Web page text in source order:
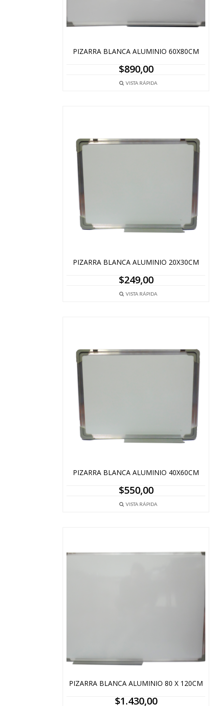
PIZARRA BLANCA ALUMINIO 60X80CM
$890,00
VISTA RÁPIDA
PIZARRA BLANCA ALUMINIO 20X30CM
$249,00
VISTA RÁPIDA
PIZARRA BLANCA ALUMINIO 40X60CM
$550,00
VISTA RÁPIDA
PIZARRA BLANCA ALUMINIO 80 X 120CM
$1.430,00